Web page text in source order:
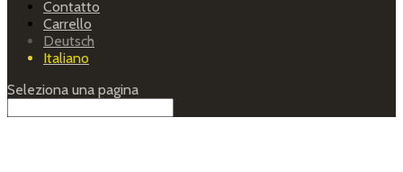
Contatto
Carrello
Deutsch
Italiano
Seleziona una pagina